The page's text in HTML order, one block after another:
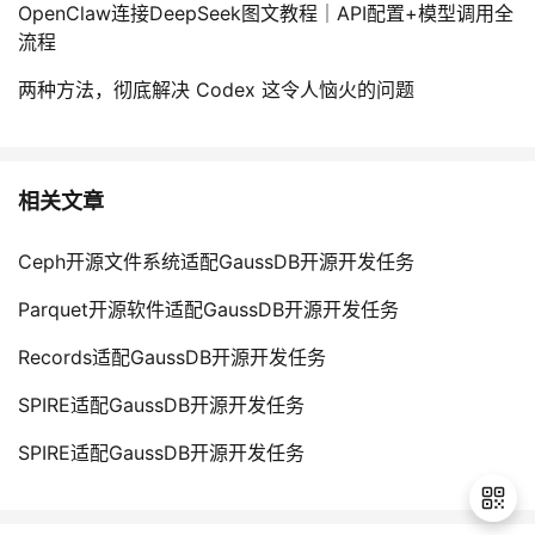
OpenClaw连接DeepSeek图文教程｜API配置+模型调用全
流程
两种方法，彻底解决 Codex 这令人恼火的问题
相关文章
Ceph开源文件系统适配GaussDB开源开发任务
Parquet开源软件适配GaussDB开源开发任务
Records适配GaussDB开源开发任务
SPIRE适配GaussDB开源开发任务
SPIRE适配GaussDB开源开发任务